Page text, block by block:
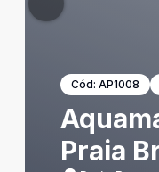
Cód: AP1008
Praia